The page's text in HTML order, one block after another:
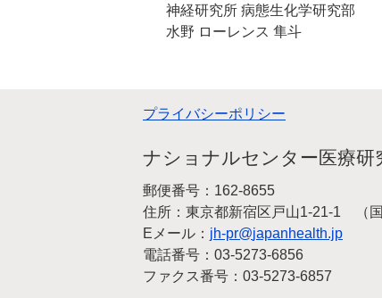
神経研究所 病態生化学研究部
水野 ローレンス 隼斗
プライバシーポリシー
ナショナルセンター医療研
郵便番号：162-8655
住所：東京都新宿区戸山1-21-1 （国
Eメール： jh-pr
japanhealth.jp
電話番号：03-5273-6856
ファクス番号：03-5273-6857